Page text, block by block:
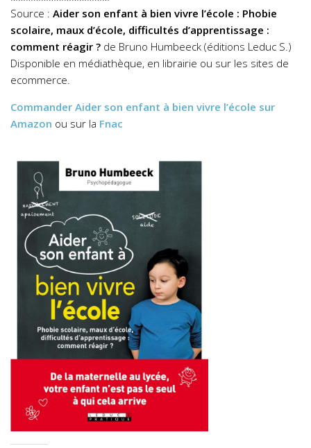
Source : Aider son enfant à bien vivre l’école : Phobie
scolaire, maux d’école, difficultés d’apprentissage :
comment réagir ? de Bruno Humbeeck (éditions Leduc S.)
Disponible en médiathèque, en librairie ou sur les sites de
ecommerce.
Commander Aider son enfant à bien vivre l’école sur
Amazon ou sur la Fnac